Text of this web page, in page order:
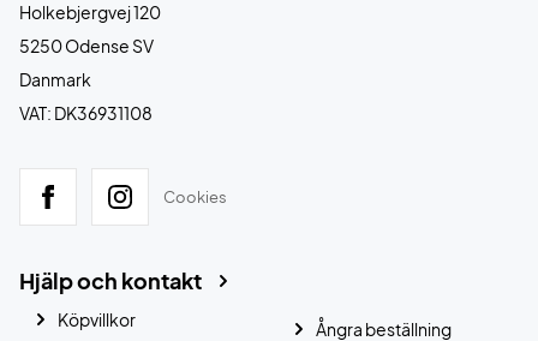
Holkebjergvej 120
5250 Odense SV
Danmark
VAT: DK36931108
Cookies
Hjälp och kontakt
Köpvillkor
Ångra beställning